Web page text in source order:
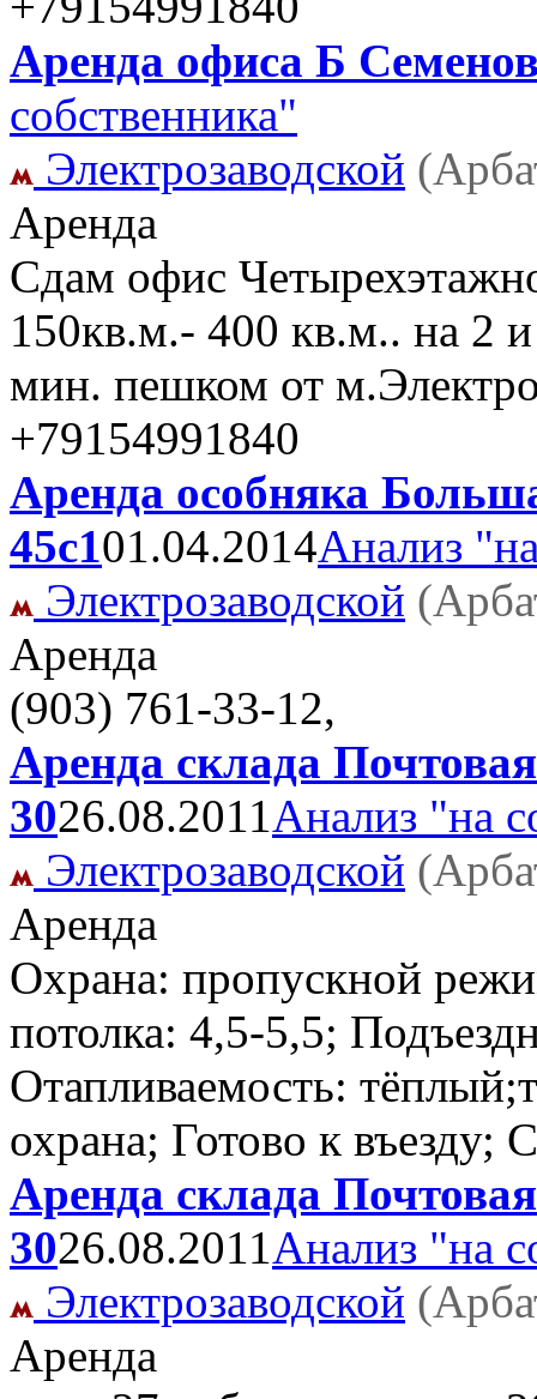
Аренда офиса Б
собственника"
Электрозаводской
Аренда
Сдам офис
150кв.м.- 400 кв.м.. на 2
мин. пешком от
+79154991840
Аренда особняка
45с101.04.2014Анализ
Электрозаводской
Аренда
(903) 761-33-12,
Аренда склада
3026.08.2011Анализ "на
Электрозаводской
Аренда
Охрана: пропускной
потолка: 4,5-5,5;
Отапливаемость:
охрана; Готово к въезду;
Аренда склада
3026.08.2011Анализ "на
Электрозаводской
Аренда